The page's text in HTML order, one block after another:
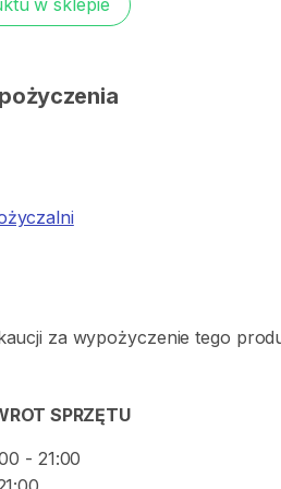
w sklepie
za wypożyczenie tego
SPRZĘTU
- 21:00